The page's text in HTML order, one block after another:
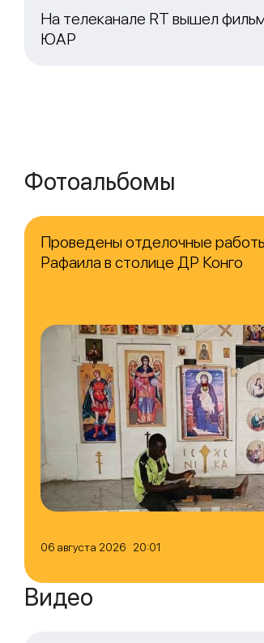
На телеканале RT вышел
ЮАР
Фотоальбомы
06 августа 2026 20:01
Проведены отделочные
Рафаила в столице ДР Конго
Видео